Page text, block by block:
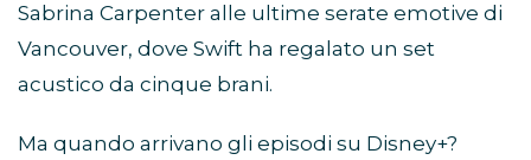
Sabrina Carpenter alle ultime serate emotive di
Vancouver, dove Swift ha regalato un set
acustico da cinque brani.
Ma quando arrivano gli episodi su Disney+?